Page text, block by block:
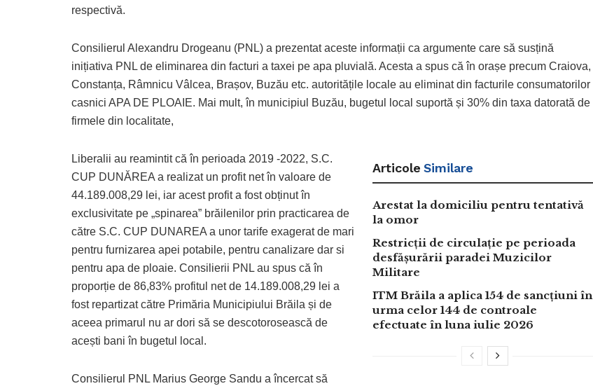
respectivă.
Consilierul Alexandru Drogeanu (PNL) a prezentat aceste informații ca argumente care să susțină
inițiativa PNL de eliminarea din facturi a taxei pe apa pluvială. Acesta a spus că în orașe precum Craiova,
Constanța, Râmnicu Vâlcea, Brașov, Buzău etc. autoritățile locale au eliminat din facturile consumatorilor
casnici APA DE PLOAIE. Mai mult, în municipiul Buzău, bugetul local suportă și 30% din taxa datorată de
firmele din localitate,
Articole Similare
Arestat la domiciliu pentru tentativă
la omor
Restricții de circulație pe perioada
desfășurării paradei Muzicilor
Militare
ITM Brăila a aplica 154 de sancțiuni în
urma celor 144 de controale
efectuate în luna iulie 2026
Liberalii au reamintit că în perioada 2019 -2022, S.C.
CUP DUNĂREA a realizat un profit net în valoare de
44.189.008,29 lei, iar acest profit a fost obținut în
exclusivitate pe „spinarea” brăilenilor prin practicarea de
către S.C. CUP DUNAREA a unor tarife exagerat de mari
pentru furnizarea apei potabile, pentru canalizare dar si
pentru apa de ploaie. Consilierii PNL au spus că în
proporție de 86,83% profitul net de 14.189.008,29 lei a
fost repartizat către Primăria Municipiului Brăila și de
aceea primarul nu ar dori să se descotorosească de
acești bani în bugetul local.
Consilierul PNL Marius George Sandu a încercat să